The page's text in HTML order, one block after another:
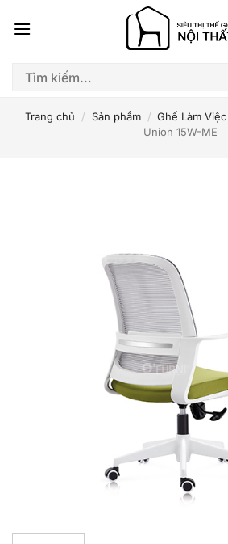
qua
dung
Tìm
Trang chủ / Sản phẩm / Ghế Làm Việc
Union 15W-ME